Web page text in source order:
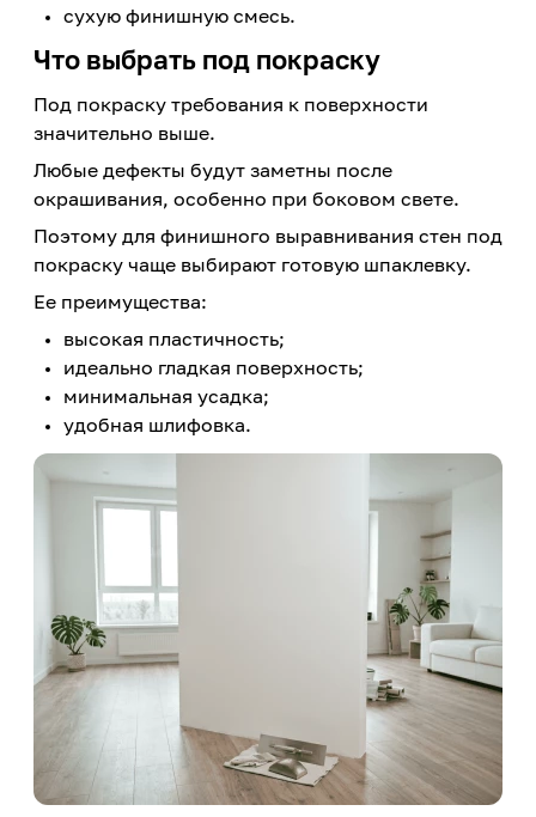
сухую финишную смесь.
Что выбрать под покраску
Под покраску требования к поверхности
значительно выше.
Любые дефекты будут заметны после
окрашивания, особенно при боковом свете.
Поэтому для финишного выравнивания стен под
покраску чаще выбирают готовую шпаклевку.
Ее преимущества:
высокая пластичность;
идеально гладкая поверхность;
минимальная усадка;
удобная шлифовка.